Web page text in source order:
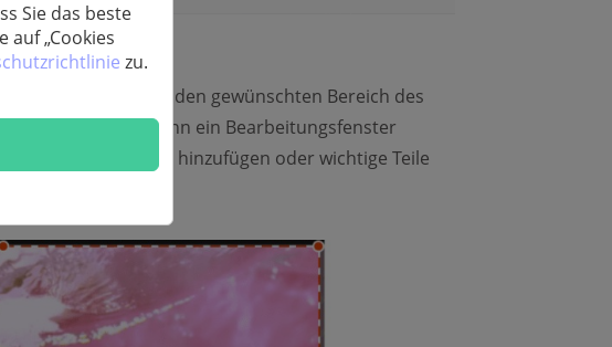
und markieren Sie den gewünschten Bereich des
Ihnen wird dann ein Bearbeitungsfenster
Anmerkungen hinzufügen oder wichtige Teile
Sie das beste
auf „Cookies
zu.